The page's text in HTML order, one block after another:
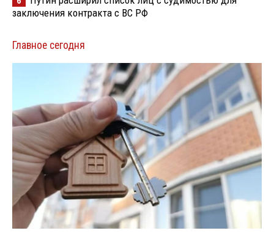
заключения контракта с ВС РФ
Главное сегодня